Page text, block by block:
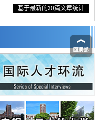
固定酶，成功提高光合作用
菌生存的必需基因，首次揭示
央大学平野晋教授专访
些措施？探讨土壤保护与强化
新方法，AI从分子排列信息中
基于最新的30篇文章统计